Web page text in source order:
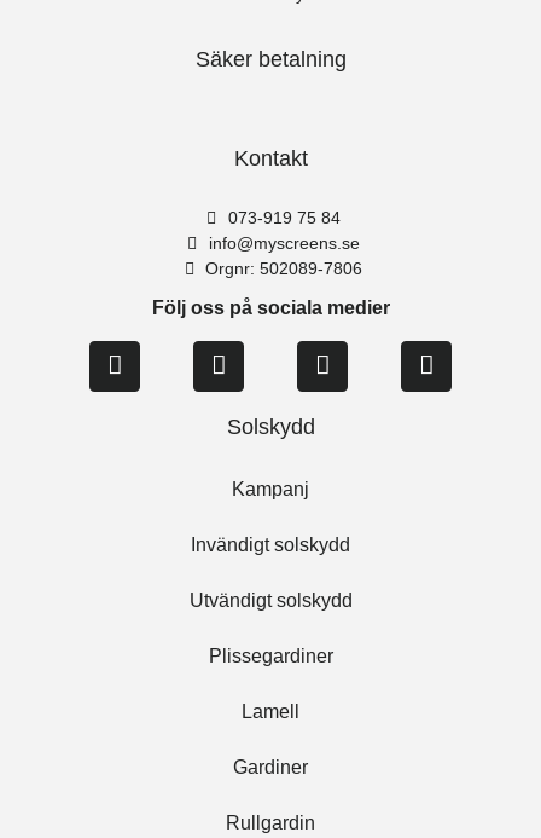
Säker betalning
Kontakt
073-919 75 84
info@myscreens.se
Orgnr: 502089-7806
Följ oss på sociala medier
Solskydd
Kampanj
Invändigt solskydd
Utvändigt solskydd
Plissegardiner
Lamell
Gardiner
Rullgardin